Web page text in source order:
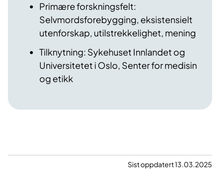
Primære forskningsfelt:
Selvmordsforebygging, eksistensielt
utenforskap, utilstrekkelighet, mening
Tilknytning: Sykehuset Innlandet og
Universitetet i Oslo, Senter for medisin
og etikk
Sist oppdatert 13.03.2025